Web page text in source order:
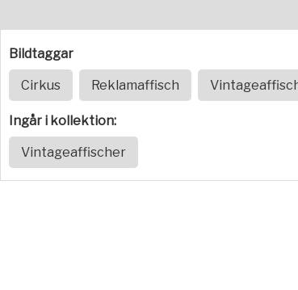
Bildtaggar
Cirkus Reklamaffisch
Ingår i kollektion:
Vintageaffischer